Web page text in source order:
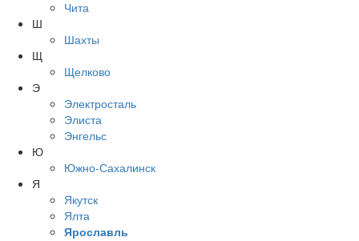
Чита
Ш
Шахты
Щ
Щелково
Э
Электросталь
Элиста
Энгельс
Ю
Южно-Сахалинск
Я
Якутск
Ялта
Ярославль